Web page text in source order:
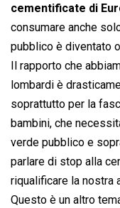
cementificate di
consumare anche
pubblico è diventato
Il rapporto che
lombardi è
soprattutto per la
bambini, che
verde pubblico e
parlare di stop alla
riqualificare la nostra
Questo è un altro